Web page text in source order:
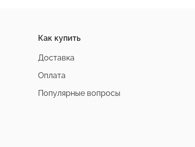
Как купить
Доставка
Оплата
Популярные вопросы